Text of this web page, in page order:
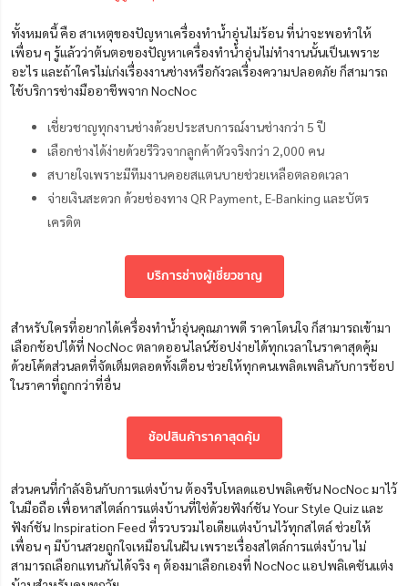
ทั้งหมดนี้ คือ สาเหตุของปัญหาเครื่องทําน้ำอุ่นไม่ร้อน ที่น่าจะพอทำให้
เพื่อน ๆ รู้แล้วว่าต้นตอของปัญหาเครื่องทำน้ำอุ่นไม่ทำงานนั้นเป็นเพราะ
อะไร และถ้าใครไม่เก่งเรื่องงานช่างหรือกังวลเรื่องความปลอดภัย ก็สามารถ
ใช้บริการช่างมืออาชีพจาก NocNoc
เชี่ยวชาญทุกงานช่างด้วยประสบการณ์งานช่างกว่า 5 ปี
เลือกช่างได้ง่ายด้วยรีวิวจากลูกค้าตัวจริงกว่า 2,000 คน
สบายใจเพราะมีทีมงานคอยสแตนบายช่วยเหลือตลอดเวลา
จ่ายเงินสะดวก ด้วยช่องทาง QR Payment, E-Banking และบัตร
เครดิต
บริการช่างผู้เชี่ยวชาญ
สำหรับใครที่อยากได้เครื่องทำน้ำอุ่นคุณภาพดี ราคาโดนใจ ก็สามารถเข้ามา
เลือกช้อปได้ที่ NocNoc ตลาดออนไลน์ช้อปง่ายได้ทุกเวลาในราคาสุดคุ้ม
ด้วยโค้ดส่วนลดที่จัดเต็มตลอดทั้งเดือน ช่วยให้ทุกคนเพลิดเพลินกับการช้อป
ในราคาที่ถูกกว่าที่อื่น
ช้อปสินค้าราคาสุดคุ้ม
ส่วนคนที่กำลังอินกับการแต่งบ้าน ต้องรีบโหลดแอปพลิเคชัน NocNoc มาไว้
ในมือถือ เพื่อหาสไตล์การแต่งบ้านที่ใช่ด้วยฟังก์ชัน Your Style Quiz และ
ฟังก์ชัน Inspiration Feed ที่รวบรวมไอเดียแต่งบ้านไว้ทุกสไตล์ ช่วยให้
เพื่อน ๆ มีบ้านสวยถูกใจเหมือนในฝัน เพราะเรื่องสไตล์การแต่งบ้าน ไม่
สามารถเลือกแทนกันได้จริง ๆ ต้องมาเลือกเองที่ NocNoc แอปพลิเคชันแต่ง